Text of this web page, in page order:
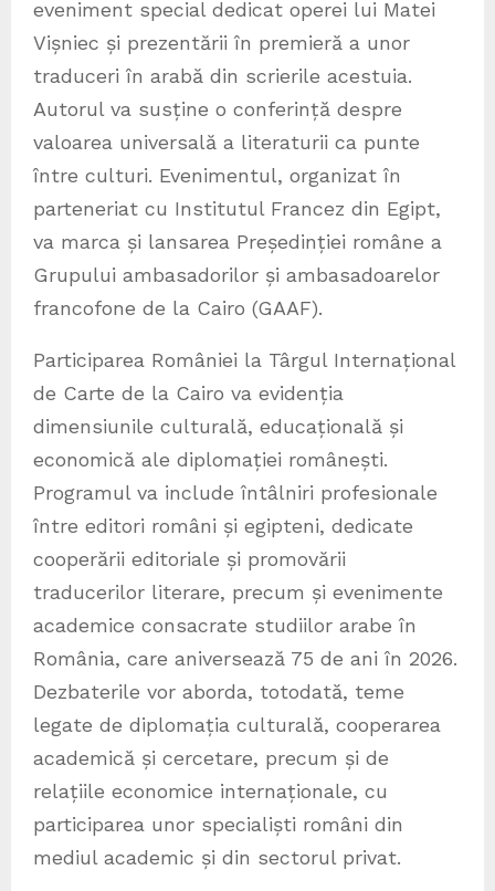
eveniment special dedicat operei lui Matei
Vișniec și prezentării în premieră a unor
traduceri în arabă din scrierile acestuia.
Autorul va susține o conferință despre
valoarea universală a literaturii ca punte
între culturi. Evenimentul, organizat în
parteneriat cu Institutul Francez din Egipt,
va marca și lansarea Președinției române a
Grupului ambasadorilor și ambasadoarelor
francofone de la Cairo (GAAF).
Participarea României la Târgul Internațional
de Carte de la Cairo va evidenția
dimensiunile culturală, educațională și
economică ale diplomației românești.
Programul va include întâlniri profesionale
între editori români și egipteni, dedicate
cooperării editoriale și promovării
traducerilor literare, precum și evenimente
academice consacrate studiilor arabe în
România, care aniversează 75 de ani în 2026.
Dezbaterile vor aborda, totodată, teme
legate de diplomația culturală, cooperarea
academică și cercetare, precum și de
relațiile economice internaționale, cu
participarea unor specialiști români din
mediul academic și din sectorul privat.